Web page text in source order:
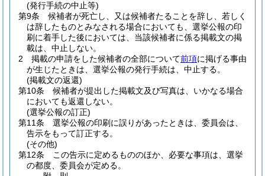
(発行手続の中止等)
第9条
候補者が死亡し、又は候補者たることを辞し、若しく
は辞したものとみなされる場合においても、選挙公報の印
刷に着手した後においては、当該候補者に係る掲載文の掲
載は、中止しない。
2
掲載の申請をした候補者の全部について前項に掲げる事由
が生じたときは、選挙公報の発行手続は、中止する。
(掲載文の返還)
第10条
候補者が提出した掲載文及び写真は、いかなる場合
においても返還しない。
(選挙公報の訂正)
第11条
選挙公報の印刷に誤りがあったときは、委員会は、
告示をもって訂正する。
(その他)
第12条
この告示に定めるもののほか、必要な事項は、選挙
の都度、委員会が定める。